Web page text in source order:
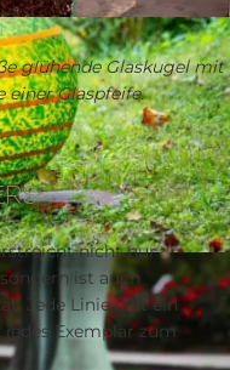
glühende Glaskugel mit
einer Glaspfeife.
nicht nur
ist auch
Jede Linie fällt ein
Exemplar zum